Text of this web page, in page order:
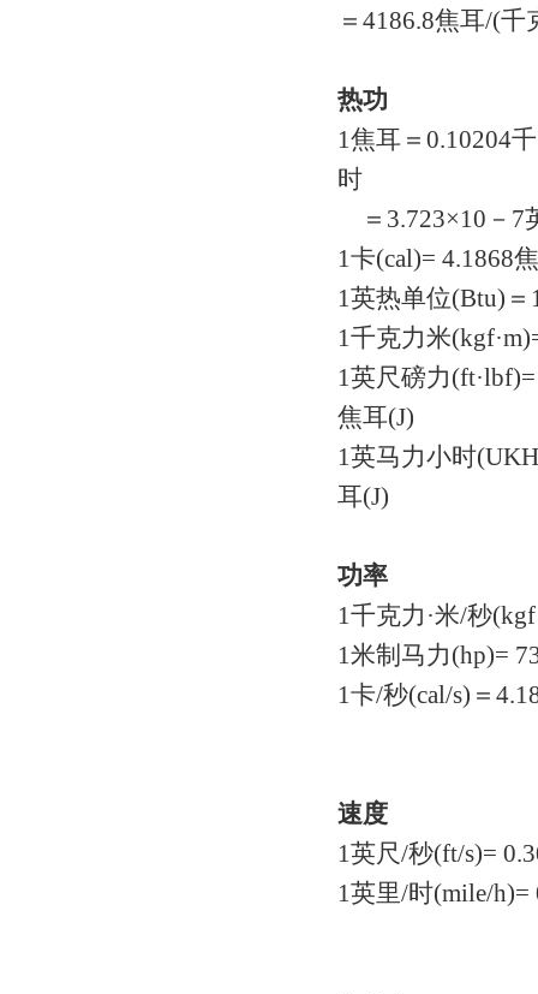
＝4186.8焦耳/(千
热功
1焦耳＝0.10204
时
＝3.723×10－7
1卡(cal)=
1英热单位(Btu)
1千克力米
1英尺磅力
焦耳(J)
1英马力小时
耳(J)
功率
1千克力·米/秒
1米制马力(hp)=
1卡/秒(cal/s)＝
速度
1英尺/秒(ft/s)=
1英里/时(mile/h)=